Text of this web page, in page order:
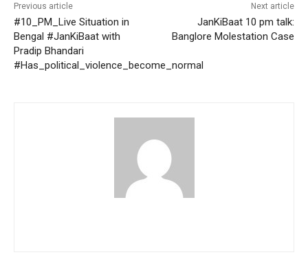
Previous article
#10_PM_Live Situation in
Bengal #JanKiBaat with
Pradip Bhandari
#Has_political_violence_become_normal
Next article
JanKiBaat 10 pm talk:
Banglore Molestation Case